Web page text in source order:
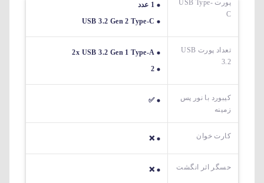
پورت USB Type-
C
1 عدد
USB 3.2 Gen 2 Type-C
تعداد پورت USB
3.2
2x USB 3.2 Gen 1 Type-A
2
کیبورد با نور پس
زمینه
✅
کارت خوان ❌
حسگر اثر انگشت ❌